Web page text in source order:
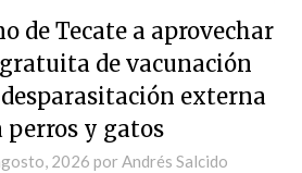
de Tecate a aprovechar
de vacunación
externa
perros y gatos
2026 por Andrés Salcido